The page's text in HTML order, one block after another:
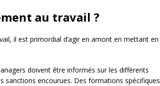
au travail ?
il est primordial d’agir en amont en mettant en
doivent être informés sur les différents
sanctions encourues. Des formations spécifiques